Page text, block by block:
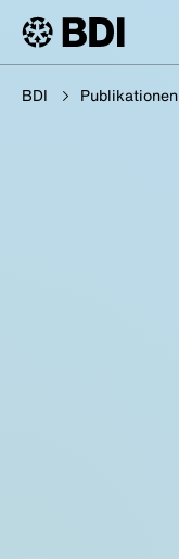
BDI Publikationen